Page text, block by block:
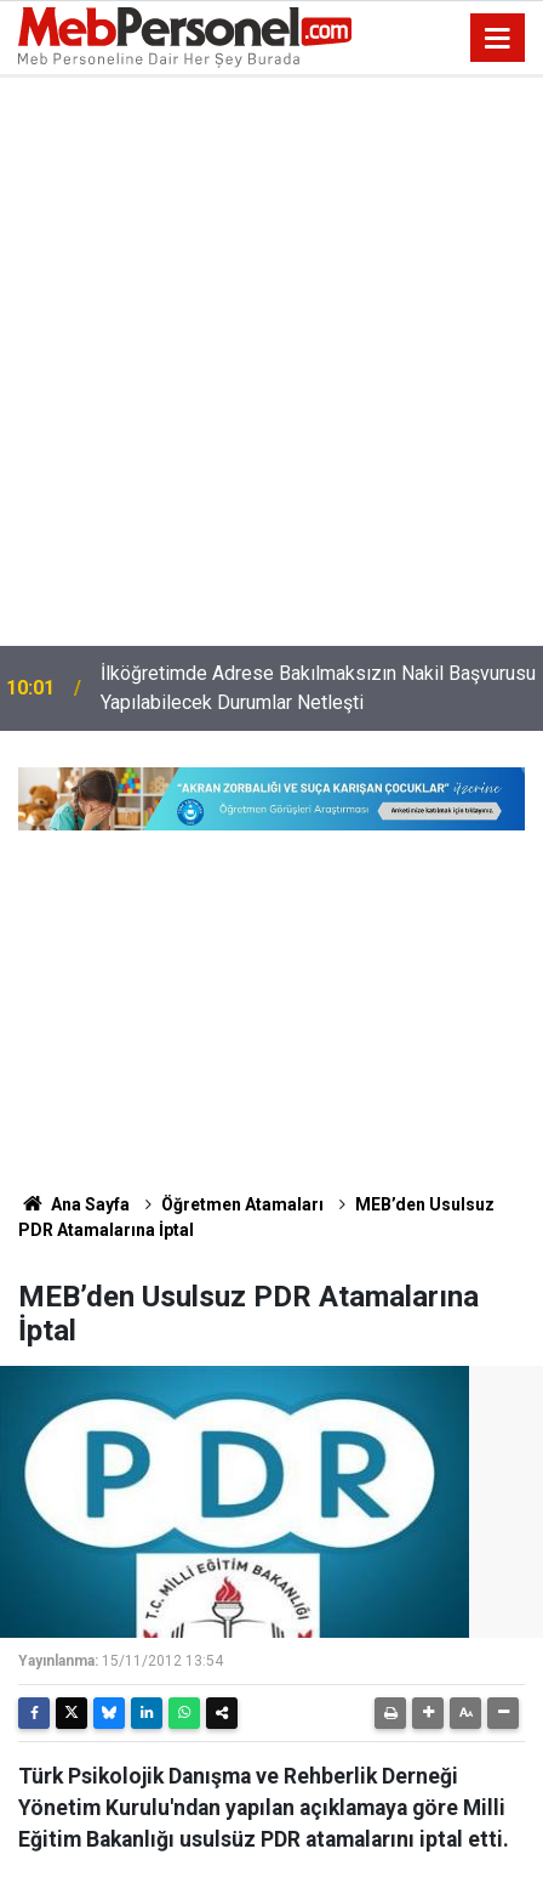
10:01
İlköğretimde Adrese Bakılmaksızın Nakil Başvurusu
Yapılabilecek Durumlar Netleşti
Ana Sayfa Öğretmen Atamaları
MEB’den Usulsuz
PDR Atamalarına İptal
MEB’den Usulsuz PDR Atamalarına
İptal
Yayınlanma: 15/11/2012 13:54
Türk Psikolojik Danışma ve Rehberlik Derneği
Yönetim Kurulu'ndan yapılan açıklamaya göre Milli
Eğitim Bakanlığı usulsüz PDR atamalarını iptal etti.